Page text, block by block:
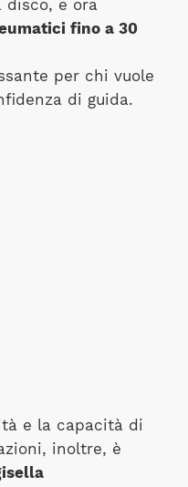
disco, e ora
fino a 30
per chi vuole
di guida.
e la capacità di
inoltre, è